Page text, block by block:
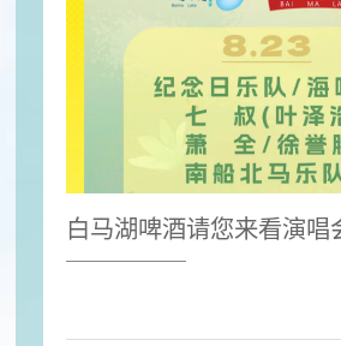
白马湖啤酒请您来看演唱